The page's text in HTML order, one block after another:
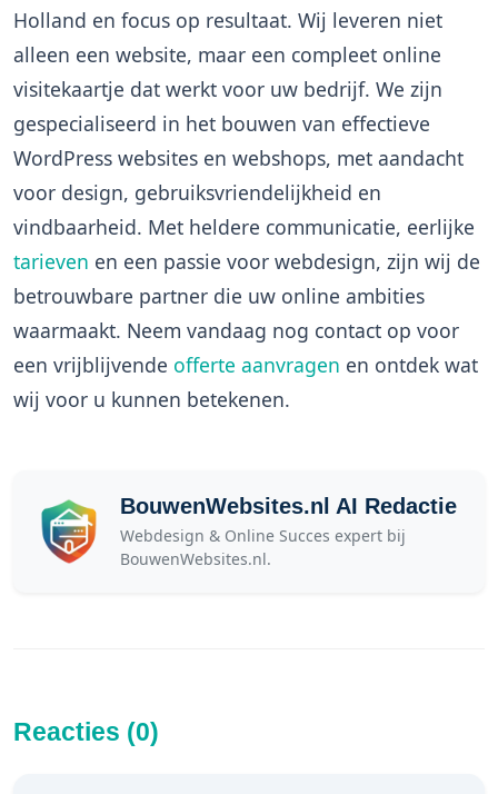
Holland en focus op resultaat. Wij leveren niet
alleen een website, maar een compleet online
visitekaartje dat werkt voor uw bedrijf. We zijn
gespecialiseerd in het bouwen van effectieve
WordPress websites en webshops, met aandacht
voor design, gebruiksvriendelijkheid en
vindbaarheid. Met heldere communicatie, eerlijke
tarieven en een passie voor webdesign, zijn wij de
betrouwbare partner die uw online ambities
waarmaakt. Neem vandaag nog contact op voor
een vrijblijvende offerte aanvragen en ontdek wat
wij voor u kunnen betekenen.
BouwenWebsites.nl AI Redactie
Webdesign & Online Succes expert bij
BouwenWebsites.nl.
Reacties (0)